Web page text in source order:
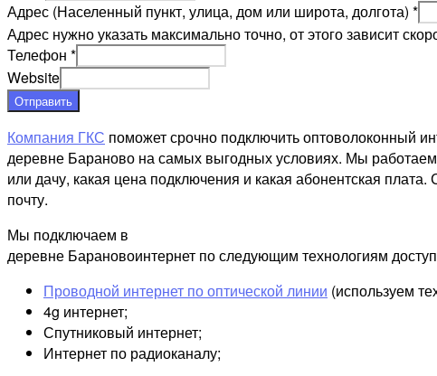
Адрес (Населенный пункт, улица, дом или широта, долгота) *
Адрес нужно указать максимально точно, от этого зависит
Телефон *
Website
Отправить
Компания ГКС поможет срочно подключить оптоволоконный
деревне Бараново на самых выгодных условиях. Мы
или дачу, какая цена подключения и какая абонентская
почту.
Мы подключаем в
деревне Барановоинтернет по следующим технологиям
Проводной интернет по оптической линии (используем
4g интернет;
Спутниковый интернет;
Интернет по радиоканалу;